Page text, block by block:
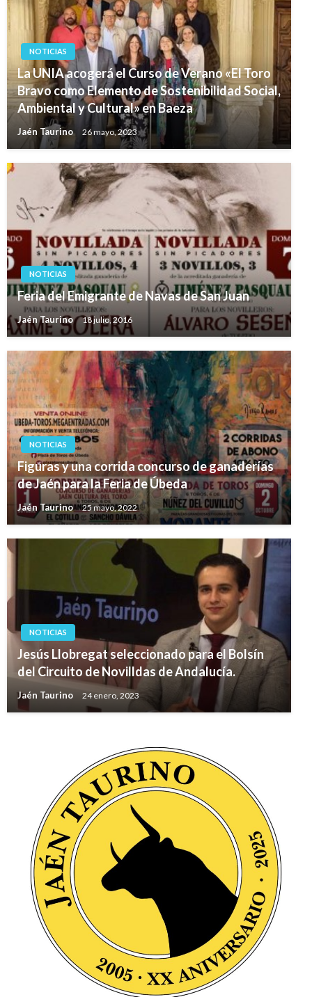
NOTICIAS
La UNIA acogerá el Curso de Verano «El Toro
Bravo como Elemento de Sostenibilidad Social,
Ambiental y Cultural» en Baeza
Jaén Taurino 26 mayo, 2023
NOTICIAS
Feria del Emigrante de Navas de San Juan
Jaén Taurino 18 julio, 2016
NOTICIAS
Figuras y una corrida concurso de ganaderías
de Jaén para la Feria de Úbeda
Jaén Taurino 25 mayo, 2022
NOTICIAS
Jesús Llobregat seleccionado para el Bolsín
del Circuito de Novilldas de Andalucía.
Jaén Taurino 24 enero, 2023